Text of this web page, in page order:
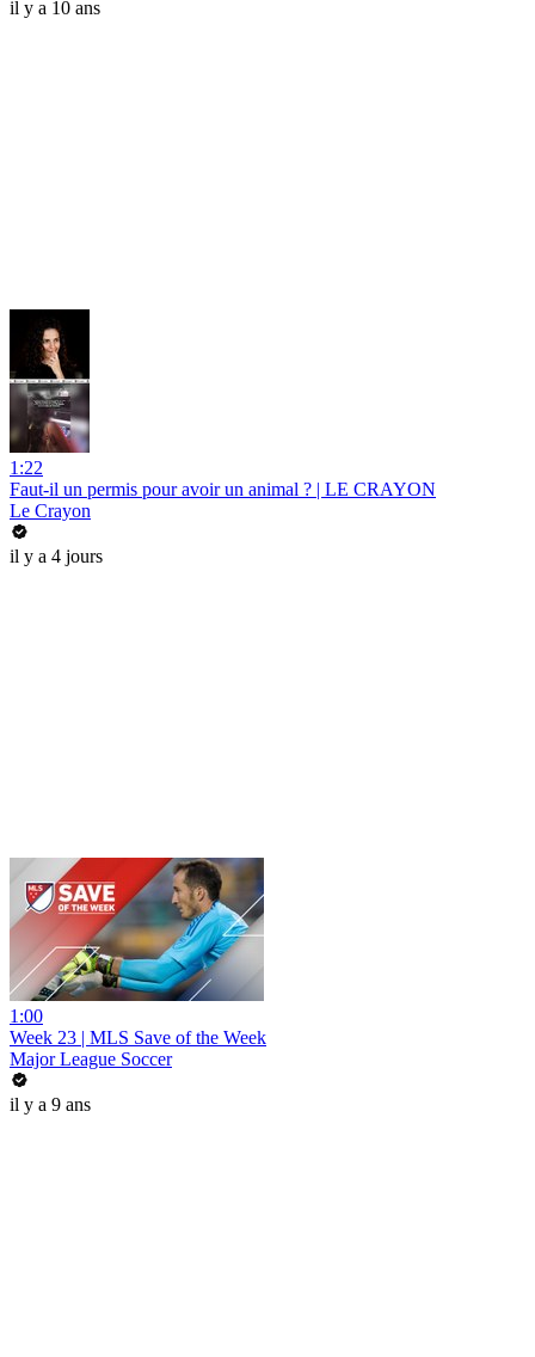
il y a 10 ans
1:22
Faut-il un permis pour avoir un animal ? | LE CRAYON
Le Crayon
il y a 4 jours
1:00
Week 23 | MLS Save of the Week
Major League Soccer
il y a 9 ans